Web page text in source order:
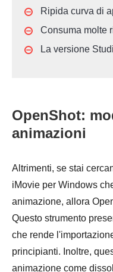
Ripida curva di
Consuma molte
La versione
OpenShot:
animazioni
Altrimenti, se stai
iMovie per Windows
animazione, allora
Questo strumento
che rende
principianti. Inoltre,
animazione come